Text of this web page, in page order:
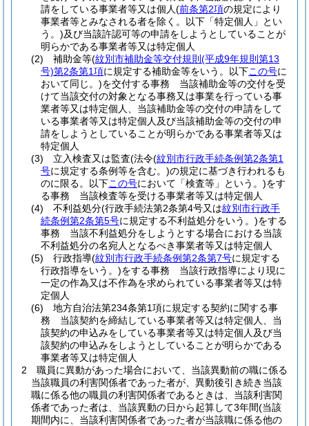
請をしている事業者等又は個人(前条第2項の規定により
事業者等とみなされる者を除く。以下「特定個人」とい
う。)及び当該許認可等の申請をしようとしていることが
明らかである事業者等又は特定個人
(2)
補助金等(紋別市補助金等交付規則 (平成9年規則第13
号)第2条第1項に規定する補助金等をいう。以下この号に
おいて同じ。)を交付する事務 当該補助金等の交付を受
けて当該交付の対象となる事務又は事業を行っている事
業者等又は特定個人、当該補助金等の交付の申請をして
いる事業者等又は特定個人及び当該補助金等の交付の申
請をしようとしていることが明らかである事業者等又は
特定個人
(3)
立入検査又は監査(法令(紋別市行政手続条例第2条第1
号に規定する条例等を含む。)の規定に基づき行われるも
のに限る。以下この号において「検査等」という。)をす
る事務 当該検査等を受ける事業者等又は特定個人
(4)
不利益処分(行政手続法第2条第4号又は紋別市行政手
続条例第2条第5号に規定する不利益処分をいう。)をする
事務 当該不利益処分をしようとする場合における当該
不利益処分の名宛人となるべき事業者等又は特定個人
(5)
行政指導(紋別市行政手続条例第2条第7号に規定する
行政指導をいう。)をする事務 当該行政指導により現に
一定の作為又は不作為を求められている事業者等又は特
定個人
(6)
地方自治法第234条第1項に規定する契約に関する事
務 当該契約を締結している事業者等又は特定個人、当
該契約の申込みをしている事業者等又は特定個人及び当
該契約の申込みをしようとしていることが明らかである
事業者等又は特定個人
2
職員に異動があった場合において、当該異動前の職に係る
当該職員の利害関係者であった者が、異動後引き続き当該
職に係る他の職員の利害関係者であるときは、当該利害関
係者であった者は、当該異動の日から起算して3年間(当該
期間内に、当該利害関係者であった者が当該職に係る他の